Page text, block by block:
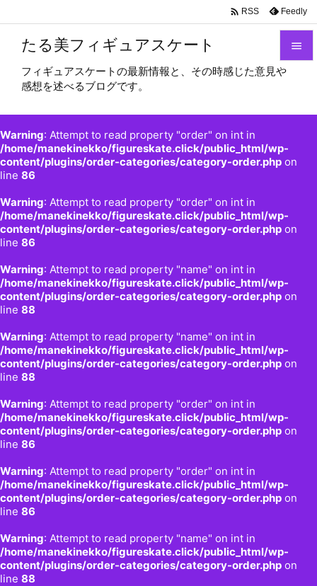
たる美フィギュアスケート
フィギュアスケートの最新情報と、その時感じた意見や
感想を述べるブログです。
Warning: Attempt to read property "order" on int in
/home/manekinekko/figureskate.click/public_html/wp-
content/plugins/order-categories/category-order.php on
line 86
Warning: Attempt to read property "order" on int in
/home/manekinekko/figureskate.click/public_html/wp-
content/plugins/order-categories/category-order.php on
line 86
Warning: Attempt to read property "name" on int in
/home/manekinekko/figureskate.click/public_html/wp-
content/plugins/order-categories/category-order.php on
line 88
Warning: Attempt to read property "name" on int in
/home/manekinekko/figureskate.click/public_html/wp-
content/plugins/order-categories/category-order.php on
line 88
Warning: Attempt to read property "order" on int in
/home/manekinekko/figureskate.click/public_html/wp-
content/plugins/order-categories/category-order.php on
line 86
Warning: Attempt to read property "order" on int in
/home/manekinekko/figureskate.click/public_html/wp-
content/plugins/order-categories/category-order.php on
line 86
Warning: Attempt to read property "name" on int in
/home/manekinekko/figureskate.click/public_html/wp-
content/plugins/order-categories/category-order.php on
line 88


前へ

 RSS Feedly